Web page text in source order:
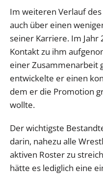
Im weiteren Verlauf
auch über einen
seiner Karriere. Im Jahr
Kontakt zu ihm
einer Zusammenarbeit
entwickelte er einen
dem er die Promotion
wollte.
Der wichtigste
darin, nahezu alle
aktiven Roster zu
hätte es lediglich eine